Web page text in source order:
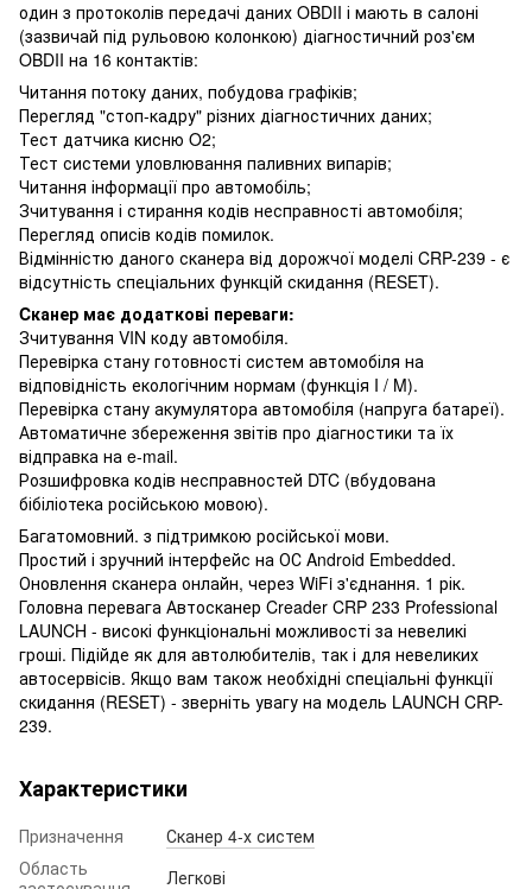
один з протоколів передачі даних OBDII і мають в салоні
(зазвичай під рульовою колонкою) діагностичний роз'єм
OBDII на 16 контактів:
Читання потоку даних, побудова графіків;
Перегляд "стоп-кадру" різних діагностичних даних;
Тест датчика кисню O2;
Тест системи уловлювання паливних випарів;
Читання інформації про автомобіль;
Зчитування і стирання кодів несправності автомобіля;
Перегляд описів кодів помилок.
Відмінністю даного сканера від дорожчої моделі CRP-239 - є
відсутність спеціальних функцій скидання (RESET).
Cканер має додаткові переваги:
Зчитування VIN коду автомобіля.
Перевірка стану готовності систем автомобіля на
відповідність екологічним нормам (функція I / M).
Перевірка стану акумулятора автомобіля (напруга батареї).
Автоматичне збереження звітів про діагностики та їх
відправка на e-mail.
Розшифровка кодів несправностей DTC (вбудована
бібіліотека російською мовою).
Багатомовний. з підтримкою російської мови.
Простий і зручний інтерфейс на ОС Android Embedded.
Оновлення сканера онлайн, через WiFi з'єднання. 1 рік.
Головна перевага Автосканер Creader CRP 233 Professional
LAUNCH - високі функціональні можливості за невеликі
гроші. Підійде як для автолюбителів, так і для невеликих
автосервісів. Якщо вам також необхідні спеціальні функції
скидання (RESET) - зверніть увагу на модель LAUNCH CRP-
239.
Характеристики
Призначення
Сканер 4-х систем
Область
Легкові